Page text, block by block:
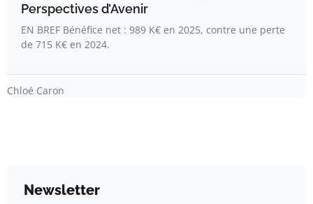
Perspectives d’Avenir
EN BREF Bénéfice net : 989 K€ en 2025, contre une perte
de 715 K€ en 2024.
Chloé Caron
Newsletter